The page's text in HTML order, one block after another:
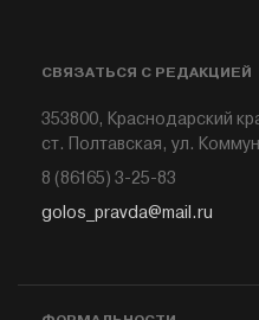
СВЯЗАТЬСЯ С РЕДАКЦИЕЙ
353800, Краснодарский
ст. Полтавская, ул.
8 (86165) 3-25-83
golos_pravda@mail.ru